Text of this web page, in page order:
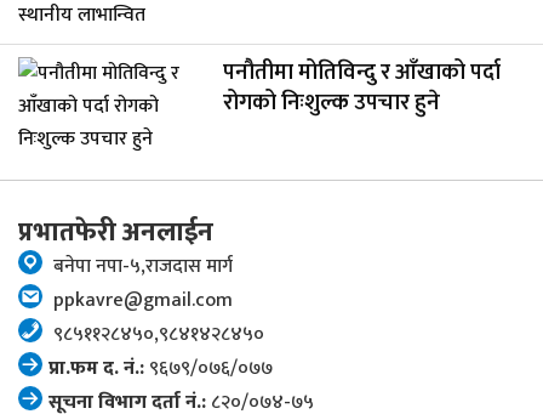
पनौतीमा मोतिविन्दु र आँखाको पर्दा
रोगको निःशुल्क उपचार हुने
प्रभातफेरी अनलाईन
बनेपा नपा-५,राजदास मार्ग
ppkavre@gmail.com
९८५११२८४५०,९८४१४२८४५०
प्रा.फम द. नं.:९६७९/०७६/०७७
सूचना विभाग दर्ता नं.:८२०/०७४-७५